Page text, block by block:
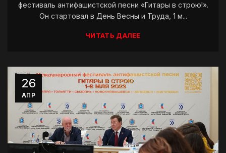
фестиваль антифашистской песни «Гитары в строю!».
Он стартовал в День Весны и Труда, 1 м...
ЧИТАТЬ ДАЛЕЕ
26
АПР